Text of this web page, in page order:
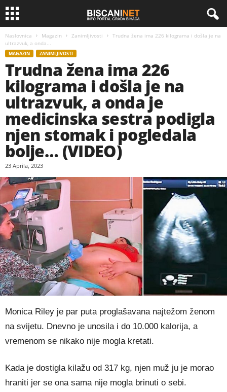
Naslovnica Magazin Zanimljivosti
Trudna žena ima 226 kilograma i došla je na
ultrazvuk, a onda...
MAGAZIN ZANIMLJIVOSTI
Trudna žena ima 226
kilograma i došla je na
ultrazvuk, a onda je
medicinska sestra podigla
njen stomak i pogledala
bolje… (VIDEO)
23 Aprila, 2023
Monica Riley je par puta proglašavana najtežom ženom
na svijetu. Dnevno je unosila i do 10.000 kalorija, a
vremenom se nikako nije mogla kretati.
Kada je dostigla kilažu od 317 kg, njen muž ju je morao
hraniti jer se ona sama nije mogla brinuti o sebi.